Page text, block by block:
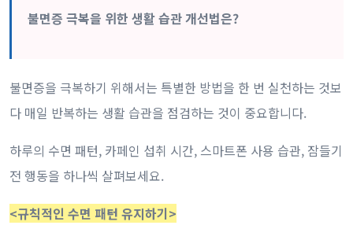
불면증 극복을 위한 생활 습관 개선법은?
불면증을 극복하기 위해서는 특별한 방법을 한 번 실천하는 것보
다 매일 반복하는 생활 습관을 점검하는 것이 중요합니다.
하루의 수면 패턴, 카페인 섭취 시간, 스마트폰 사용 습관, 잠들기
전 행동을 하나씩 살펴보세요.
<규칙적인 수면 패턴 유지하기>